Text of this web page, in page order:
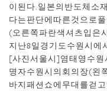
이된다.일본의반도체소
다는판단에따른것으로
(오른쪽파란색셔츠입은
지난8일경기도수원시에
[사진서울시]염태영수
명자수원시의회의장(왼
바지패션쇼에무대를걷